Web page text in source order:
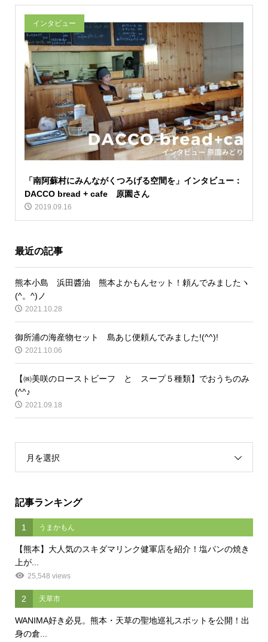
インタビュー
「南阿蘇村にみんながくつろげる空間を」インタビュー：
DACCO bread + cafe 原園さん
2019.09.16
最近の記事
熊本小島 浜田醬油 熊本よかもんセット！頼んでみましたヽ
(^。^)ノ
2021.10.28
御所浦の海産物セット 島あじ便頼んでみました!(^^)!
2021.10.06
【㈱美咲のローストビーフ と スープ５種類】でおうちのみ
(^^♪
2021.09.18
月を選択
記事ランキング
1 うまかもん
【熊本】大人気のスキダマリンク健軍店を紹介！塩パンの焼き
上が...
25,548 views
2 天草市
WANIMA好き必見。熊本・天草の聖地巡礼スポットを公開！出
身の倉...